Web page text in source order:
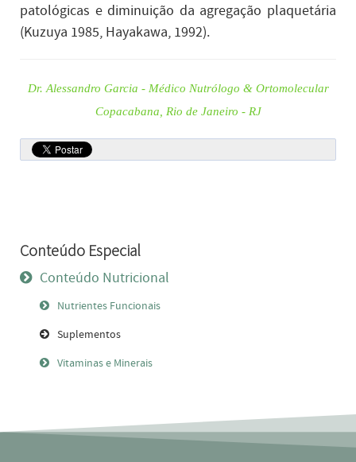
patológicas e diminuição da agregação plaquetária
(Kuzuya 1985, Hayakawa, 1992).
Dr. Alessandro Garcia - Médico Nutrólogo & Ortomolecular
Copacabana, Rio de Janeiro - RJ
Conteúdo Especial
Conteúdo Nutricional
Nutrientes Funcionais
Suplementos
Vitaminas e Minerais